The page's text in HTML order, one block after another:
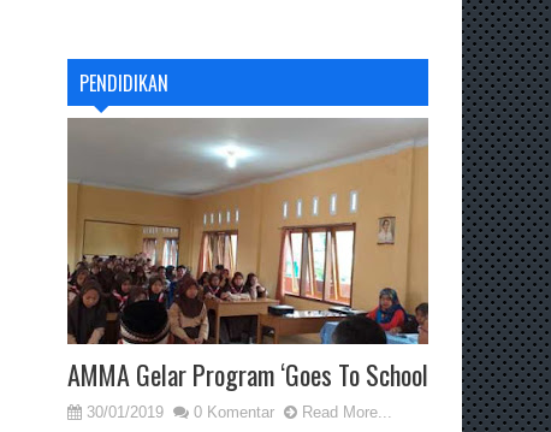
PENDIDIKAN
AMMA Gelar Program ‘Goes To School
30/01/2019 0 Komentar Read More...